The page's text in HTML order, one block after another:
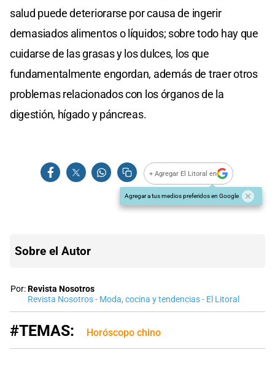
salud puede deteriorarse por causa de ingerir
demasiados alimentos o líquidos; sobre todo hay que
cuidarse de las grasas y los dulces, los que
fundamentalmente engordan, además de traer otros
problemas relacionados con los órganos de la
digestión, hígado y páncreas.
+ Agregar El Litoral en
Agregar a tus medios preferidos en Google
Sobre el Autor
Por:Revista Nosotros
Revista Nosotros - Moda, cocina y tendencias - El Litoral
#TEMAS: Horóscopo chino